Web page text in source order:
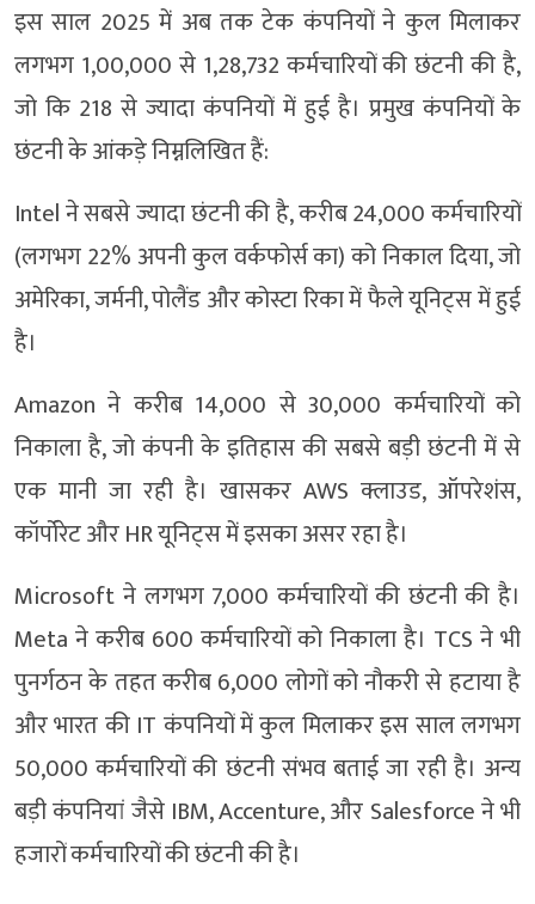
इस साल 2025 में अब तक टेक कंपनियों ने कुल मिलाकर
लगभग 1,00,000 से 1,28,732 कर्मचारियों की छंटनी की है,
जो कि 218 से ज्यादा कंपनियों में हुई है। प्रमुख कंपनियों के
छंटनी के आंकड़े निम्नलिखित हैं:
Intel ने सबसे ज्यादा छंटनी की है, करीब 24,000 कर्मचारियों
(लगभग 22% अपनी कुल वर्कफोर्स का) को निकाल दिया, जो
अमेरिका, जर्मनी, पोलैंड और कोस्टा रिका में फैले यूनिट्स में हुई
है।
Amazon ने करीब 14,000 से 30,000 कर्मचारियों को
निकाला है, जो कंपनी के इतिहास की सबसे बड़ी छंटनी में से
एक मानी जा रही है। खासकर AWS क्लाउड, ऑपरेशंस,
कॉर्पोरेट और HR यूनिट्स में इसका असर रहा है।
Microsoft ने लगभग 7,000 कर्मचारियों की छंटनी की है।
Meta ने करीब 600 कर्मचारियों को निकाला है। TCS ने भी
पुनर्गठन के तहत करीब 6,000 लोगों को नौकरी से हटाया है
और भारत की IT कंपनियों में कुल मिलाकर इस साल लगभग
50,000 कर्मचारियों की छंटनी संभव बताई जा रही है। अन्य
बड़ी कंपनियां जैसे IBM, Accenture, और Salesforce ने भी
हजारों कर्मचारियों की छंटनी की है।